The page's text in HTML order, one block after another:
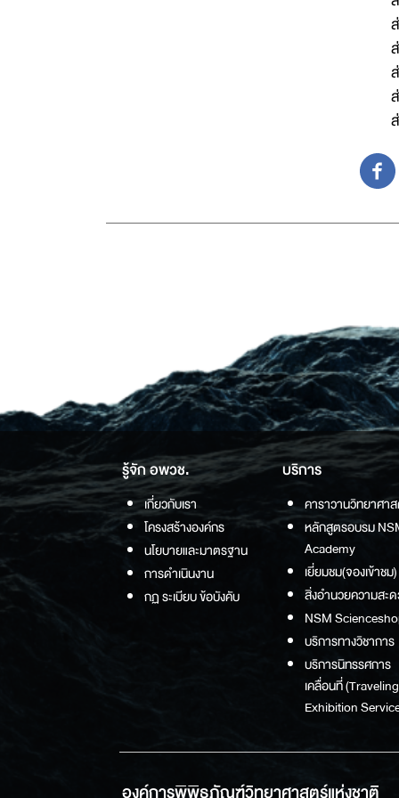
รู้จัก อพวช.
เกี่ยวกับเรา
โครงสร้างองค์กร
นโยบายและมาตรฐาน
การดำเนินงาน
กฏ ระเบียบ ข้อบังคับ
บริการ
คาราวานวิทยาศา
หลักสูตรอบรม
Academy
เยี่ยมชม(จองเข้าชม)
สิ่งอำนวยความสะ
NSM
บริการทางวิชาการ
บริการนิทรรศการ
เคลื่อนที่ (Traveling
Exhibition